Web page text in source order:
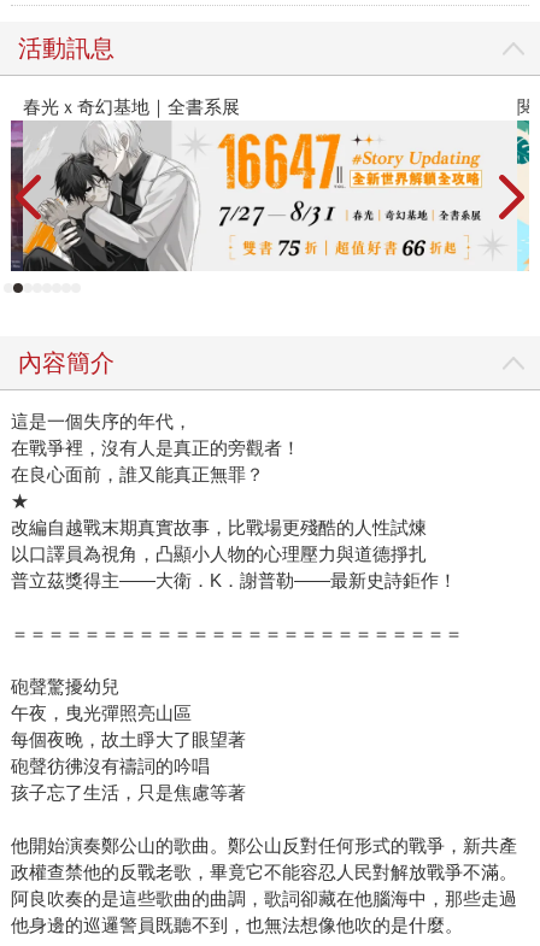
活動訊息
春光ｘ奇幻基地｜全書系展 閱
內容簡介
這是一個失序的年代，
在戰爭裡，沒有人是真正的旁觀者！
在良心面前，誰又能真正無罪？
★
改編自越戰末期真實故事，比戰場更殘酷的人性試煉
以口譯員為視角，凸顯小人物的心理壓力與道德掙扎
普立茲獎得主——大衛．K．謝普勒——最新史詩鉅作！
＝＝＝＝＝＝＝＝＝＝＝＝＝＝＝＝＝＝＝＝＝＝＝＝＝
砲聲驚擾幼兒
午夜，曳光彈照亮山區
每個夜晚，故土睜大了眼望著
砲聲彷彿沒有禱詞的吟唱
孩子忘了生活，只是焦慮等著
他開始演奏鄭公山的歌曲。鄭公山反對任何形式的戰爭，新共產
政權查禁他的反戰老歌，畢竟它不能容忍人民對解放戰爭不滿。
阿良吹奏的是這些歌曲的曲調，歌詞卻藏在他腦海中，那些走過
他身邊的巡邏警員既聽不到，也無法想像他吹的是什麼。